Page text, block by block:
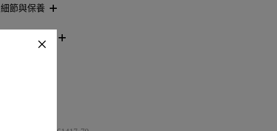
細節與保養
查看分店庫存